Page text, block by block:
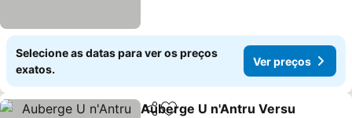
Selecione as datas para ver os preços
exatos.
Ver preços
Auberge U n'Antru Versu